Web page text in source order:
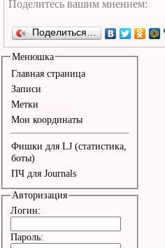
Поделиться…
Менюшка
Главная страница
Записи
Метки
Мои координаты
Фишки для LJ (статистика,
боты)
ПЧ для Journals
Авторизация
Логин:
Пароль: